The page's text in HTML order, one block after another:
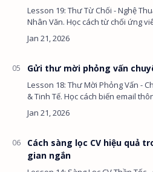
Lesson 19: Thư Từ Chối - Nghệ
Nhân Văn. Học cách từ chối ứng
nghiệp để bảo vệ thương hiệu
mối quan hệ cho Talent P…
Gửi thư mời phỏng vấn
Lesson 18: Thư Mời Phỏng Vấn -
& Tinh Tế. Học cách biến email
điểm chạm thương hiệu, các yếu tố
trải nghiệm ứng viên và…
Cách sàng lọc CV hiệu quả
gian ngắn